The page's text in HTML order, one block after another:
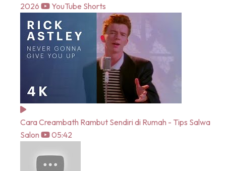
2026
YouTube Shorts
Cara Creambath Rambut Sendiri di Rumah - Tips Salwa
Salon
05:42